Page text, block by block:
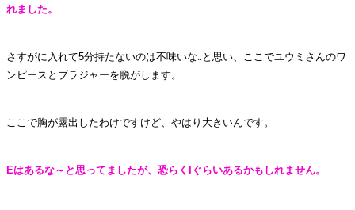
れました。
さすがに入れて5分持たないのは不味いな‥と思い、ここでユウミさんのワ
ンピースとブラジャーを脱がします。
ここで胸が露出したわけですけど、やはり大きいんです。
Eはあるな～と思ってましたが、恐らくIぐらいあるかもしれません。